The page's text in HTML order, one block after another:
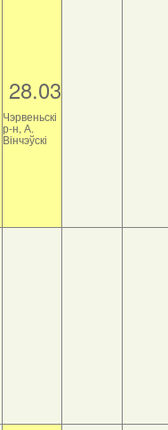
28.03
Чэрвеньскі
р-н, А.
Вінчэўскі